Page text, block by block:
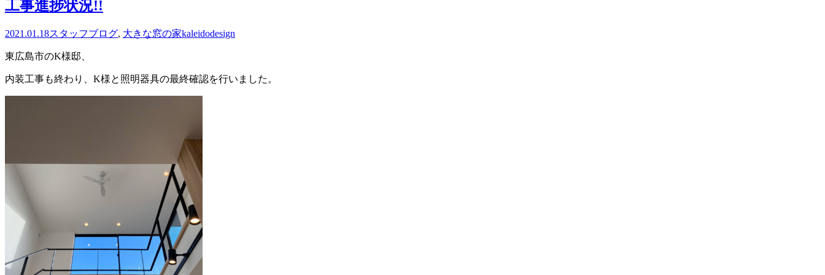
工事進捗状況!!
2021.01.18スタッフブログ, 大きな窓の家kaleidodesign
東広島市のK様邸、
内装工事も終わり、K様と照明器具の最終確認を行いました。